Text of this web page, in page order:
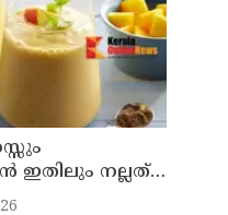
ഇതിലും നല്ലത്